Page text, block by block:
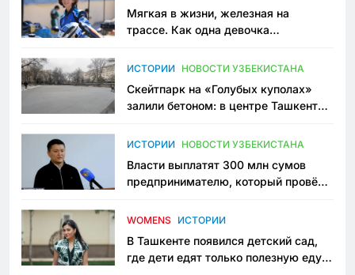
Мягкая в жизни, железная на
трассе. Как одна девочка
Узбекистане
ИСТОРИИ НОВОСТИ УЗБЕКИСТАНА
Скейтпарк на «Голубых куполах»
залили бетоном: в центре Ташкента
пространство
ИСТОРИИ НОВОСТИ УЗБЕКИСТАНА
Власти выплатят 300 млн сумов
предпринимателю, который провёл
приговору
WOMENS ИСТОРИИ
В Ташкенте появился детский сад,
где дети едят только полезную еду.